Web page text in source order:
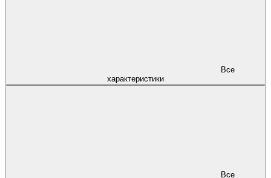
характеристики